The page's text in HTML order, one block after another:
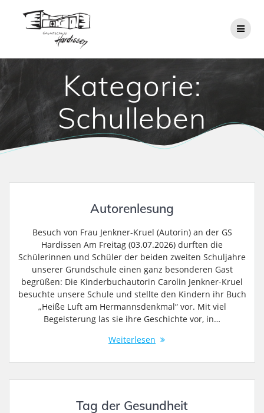
Kategorie:
Schulleben
Autorenlesung
Besuch von Frau Jenkner-Kruel (Autorin) an der GS
Hardissen Am Freitag (03.07.2026) durften die
Schülerinnen und Schüler der beiden zweiten Schuljahre
unserer Grundschule einen ganz besonderen Gast
begrüßen: Die Kinderbuchautorin Carolin Jenkner-Kruel
besuchte unsere Schule und stellte den Kindern ihr Buch
„Heiße Luft am Hermannsdenkmal“ vor. Mit viel
Begeisterung las sie ihre Geschichte vor, in…
Weiterlesen
Tag der Gesundheit